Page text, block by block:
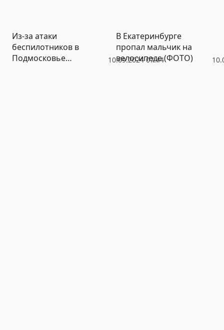
10.09.2024 07:44
Из-за атаки
беспилотников в
Подмосковье
В Екатеринбурге
пропал мальчик на
велосипеде (ФОТО)